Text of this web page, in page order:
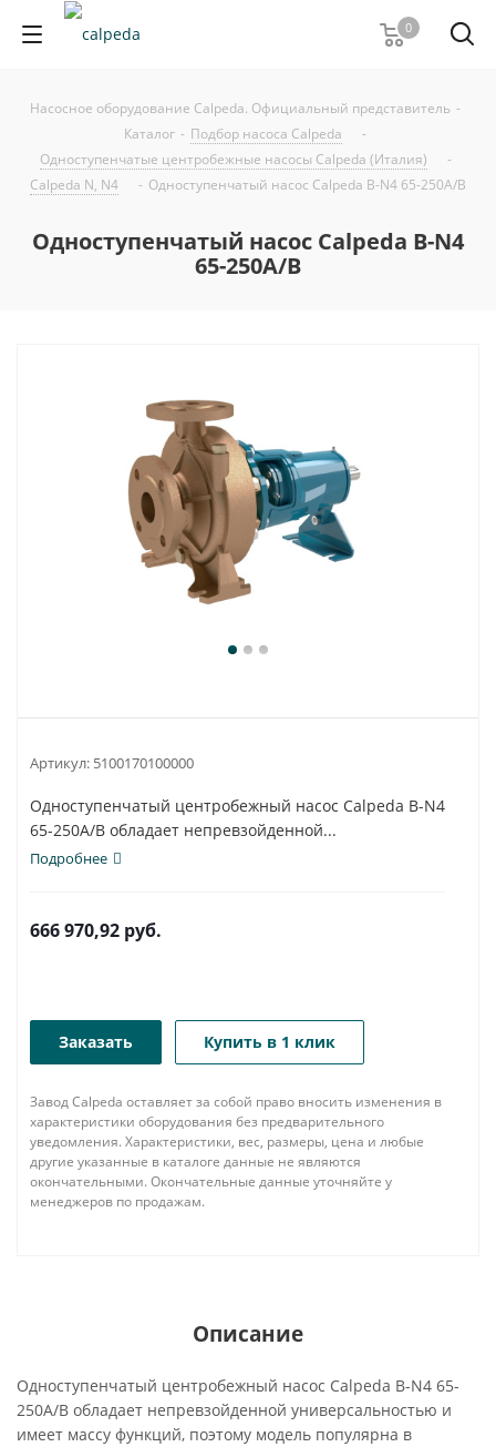
0
Насосное оборудование Calpeda. Официальный представитель -
Каталог - Подбор насоса Calpeda
-
Одноступенчатые центробежные насосы Calpeda (Италия)
-
Calpeda N, N4
- Одноступенчатый насос Calpeda B-N4 65-250A/B
Одноступенчатый насос Calpeda B-N4
65-250A/B
Артикул: 5100170100000
Одноступенчатый центробежный насос Calpeda B-N4
65-250A/B обладает непревзойденной...
Подробнее
666 970,92 руб.
Заказать Купить в 1 клик
Завод Calpeda оставляет за собой право вносить изменения в
характеристики оборудования без предварительного
уведомления. Характеристики, вес, размеры, цена и любые
другие указанные в каталоге данные не являются
окончательными. Окончательные данные уточняйте у
менеджеров по продажам.
Описание
Одноступенчатый центробежный насос Calpeda B-N4 65-
250A/B обладает непревзойденной универсальностью и
имеет массу функций, поэтому модель популярна в